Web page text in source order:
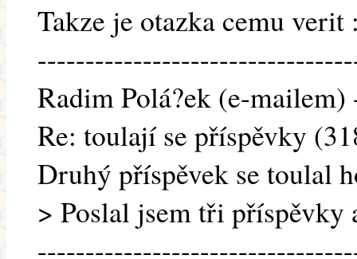
Takze je otazka cemu
Radim Polá?ek (e-
Re: toulají se příspěvky
Druhý příspěvek se toulal
> Poslal jsem tři